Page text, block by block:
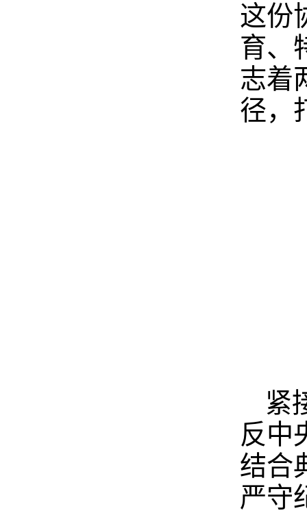
这份
育、
志着
径，
紧
反中
结合
严守